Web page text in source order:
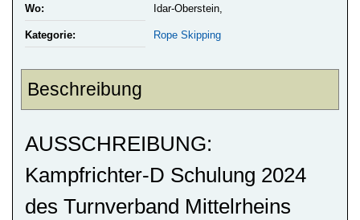
Wo: Idar-Oberstein,
Kategorie: Rope Skipping
Beschreibung
AUSSCHREIBUNG:
Kampfrichter-D Schulung 2024
des Turnverband Mittelrheins